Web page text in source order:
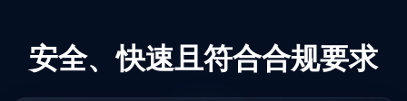
安全、快速且符合合规要求